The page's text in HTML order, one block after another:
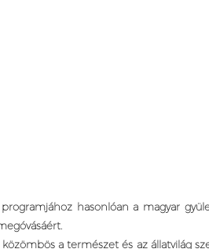
hasonlóan a magyar
a természet és az állatvilág